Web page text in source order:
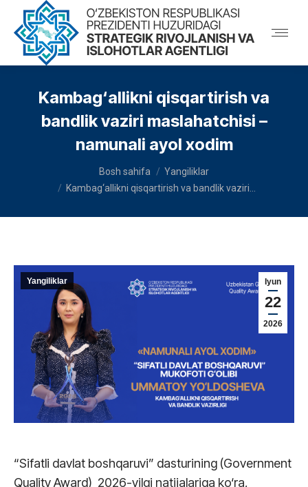
Kambag‘allikni qisqartirish va
bandlik vaziri maslahatchisi –
namunali ayol xodim
Bosh sahifa
Yangiliklar
Kambag‘allikni qisqartirish va bandlik vaziri…
Iyun
22
2026
Yangiliklar
“Sifatli davlat boshqaruvi” dasturining (Government
Quality Award) 2026-yilgi natijalariga ko‘ra,